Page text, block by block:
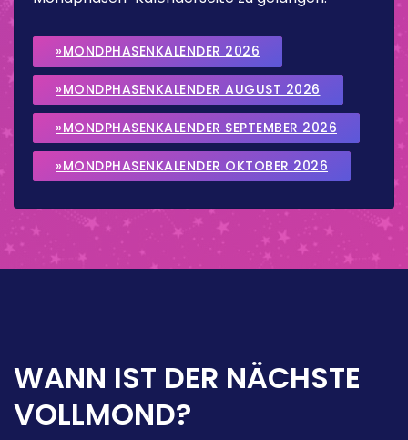
»MONDPHASENKALENDER 2026
»MONDPHASENKALENDER AUGUST 2026
»MONDPHASENKALENDER SEPTEMBER 2026
»MONDPHASENKALENDER OKTOBER 2026
WANN IST DER NÄCHSTE
VOLLMOND?